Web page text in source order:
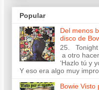
Popular
Del menos
disco de
25.
a otro
‘Hazlo tú y
Y eso era algo muy
Bowie Visto